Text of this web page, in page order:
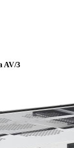
AV/3